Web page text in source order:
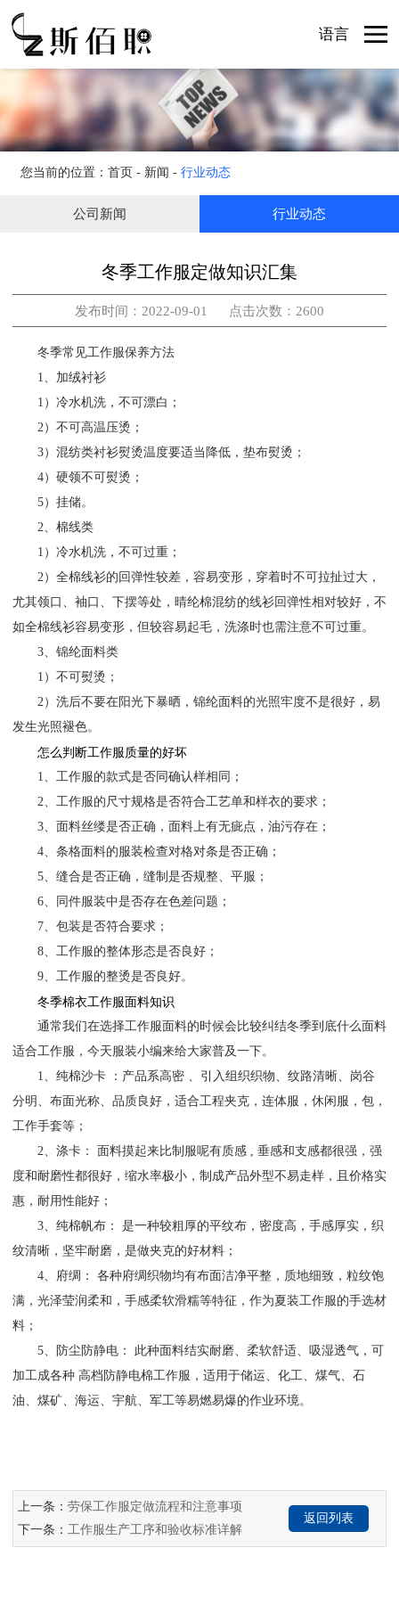
语言
首页
产品
关于
新闻
您当前的位置： 首页 - 新闻 - 行业动态
公司新闻 行业动态
冬季工作服定做知识汇集
发布时间：2022-09-01 点击次数：2600
冬季常见工作服保养方法
1、加绒衬衫
1）冷水机洗，不可漂白；
2）不可高温压烫；
3）混纺类衬衫熨烫温度要适当降低，垫布熨烫；
4）硬领不可熨烫；
5）挂储。
2、棉线类
1）冷水机洗，不可过重；
2）全棉线衫的回弹性较差，容易变形，穿着时不可拉扯过大，
尤其领口、袖口、下摆等处，晴纶棉混纺的线衫回弹性相对较好，不
如全棉线衫容易变形，但较容易起毛，洗涤时也需注意不可过重。
3、锦纶面料类
1）不可熨烫；
2）洗后不要在阳光下暴晒，锦纶面料的光照牢度不是很好，易
发生光照褪色。
怎么判断工作服质量的好坏
1、工作服的款式是否同确认样相同；
2、工作服的尺寸规格是否符合工艺单和样衣的要求；
3、面料丝缕是否正确，面料上有无疵点，油污存在；
4、条格面料的服装检查对格对条是否正确；
5、缝合是否正确，缝制是否规整、平服；
6、同件服装中是否存在色差问题；
7、包装是否符合要求；
8、工作服的整体形态是否良好；
9、工作服的整烫是否良好。
冬季棉衣工作服面料知识
通常我们在选择工作服面料的时候会比较纠结冬季到底什么面料
适合工作服，今天服装小编来给大家普及一下。
1、纯棉沙卡 ：产品系高密 、引入组织织物、纹路清晰、岗谷
分明、布面光称、品质良好，适合工程夹克，连体服，休闲服，包，
工作手套等；
2、涤卡： 面料摸起来比制服呢有质感 , 垂感和支感都很强，强
度和耐磨性都很好，缩水率极小，制成产品外型不易走样，且价格实
惠，耐用性能好；
3、纯棉帆布： 是一种较粗厚的平纹布，密度高，手感厚实，织
纹清晰，坚牢耐磨，是做夹克的好材料；
4、府绸： 各种府绸织物均有布面洁净平整，质地细致，粒纹饱
满，光泽莹润柔和，手感柔软滑糯等特征，作为夏装工作服的手选材
料；
5、防尘防静电： 此种面料结实耐磨、柔软舒适、吸湿透气，可
加工成各种 高档防静电棉工作服，适用于储运、化工、煤气、石
油、煤矿、海运、宇航、军工等易燃易爆的作业环境。
上一条： 劳保工作服定做流程和注意事项
下一条： 工作服生产工序和验收标准详解
返回列表